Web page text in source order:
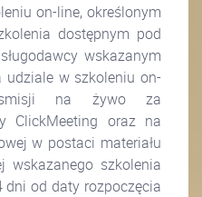
on-line, określonym
dostępnym pod
wskazanym
w szkoleniu on-
na żywo za
ClickMeeting oraz na
w postaci materiału
wskazanego szkolenia
dni od daty rozpoczęcia